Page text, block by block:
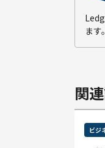
ます。
関
ビジ